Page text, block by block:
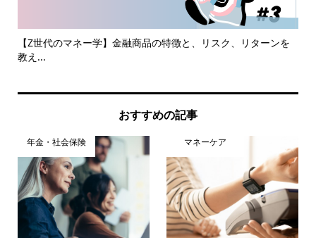
【Z世代のマネー学】金融商品の特徴と、リスク、リターンを
教え...
おすすめの記事
年金・社会保険 マネーケア